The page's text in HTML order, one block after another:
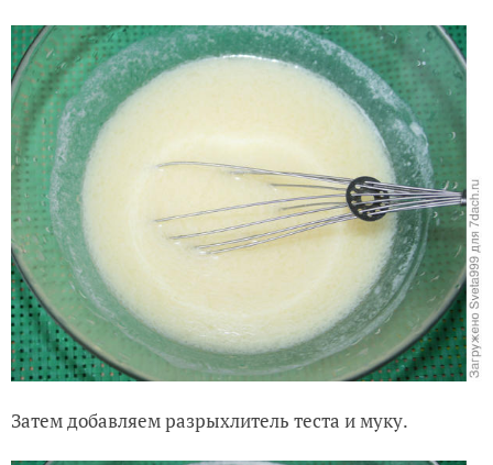
Затем добавляем разрыхлитель теста и муку.